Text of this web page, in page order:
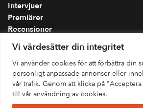
Vi värdesätter din integritet
Vi använder cookies för att förbättra din
personligt anpassade annonser eller
vår trafik. Genom att klicka på
till vår användning av cookies.
Intervjuer
Premiärer
Recensioner
Spellistor
Om folkmusik.se
Integritetspolicy